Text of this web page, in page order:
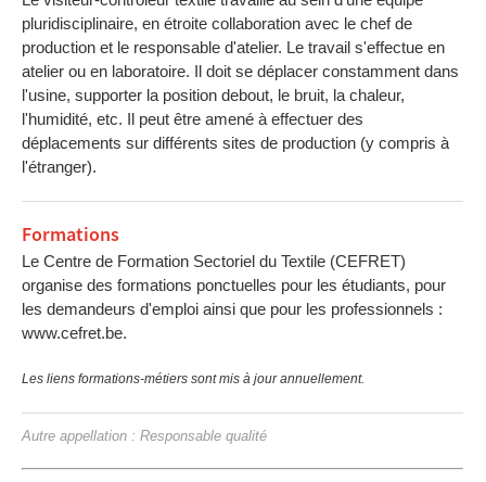
pluridisciplinaire, en étroite collaboration avec le chef de
production et le responsable d'atelier. Le travail s'effectue en
atelier ou en laboratoire. Il doit se déplacer constamment dans
l'usine, supporter la position debout, le bruit, la chaleur,
l'humidité, etc. Il peut être amené à effectuer des
déplacements sur différents sites de production (y compris à
l'étranger).
Formations
Le Centre de Formation Sectoriel du Textile (CEFRET)
organise des formations ponctuelles pour les étudiants, pour
les demandeurs d'emploi ainsi que pour les professionnels :
www.cefret.be.
Les liens formations-métiers sont mis à jour annuellement.
Autre appellation : Responsable qualité